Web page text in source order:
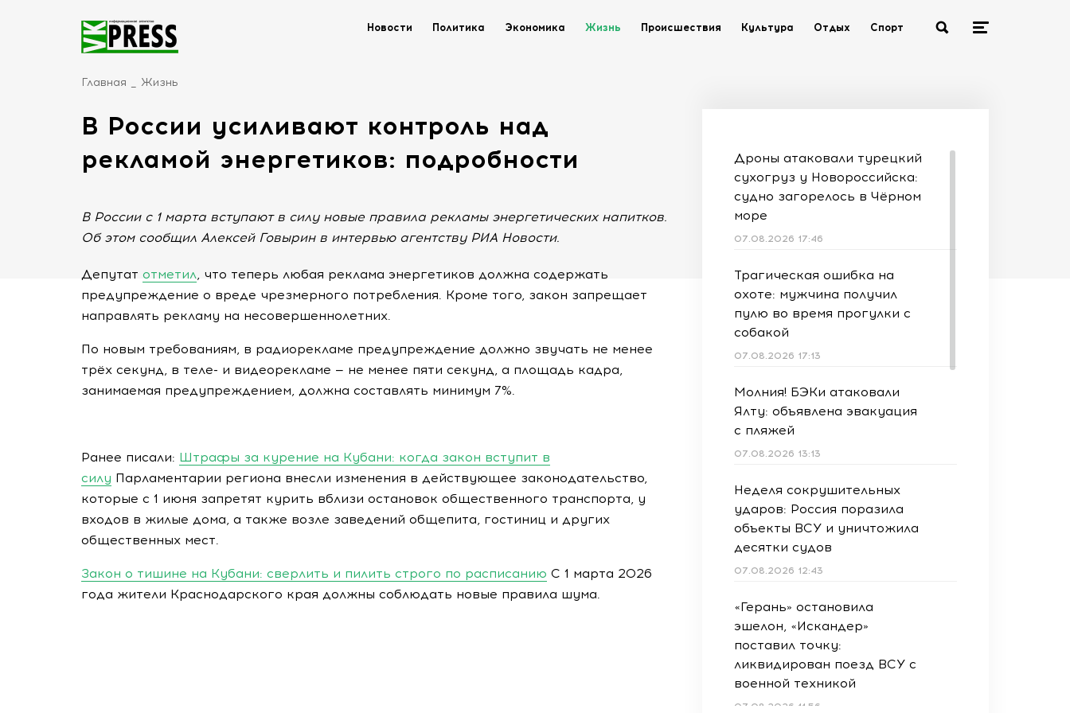
Новости Политика Экономика Жизнь Происшествия Культура Отдых Спорт
Главная Жизнь
В России усиливают контроль над
рекламой энергетиков: подробности
В России с 1 марта вступают в силу новые правила рекламы энергетических напитков.
Об этом сообщил Алексей Говырин в интервью агентству РИА Новости.
Депутат отметил, что теперь любая реклама энергетиков должна содержать
предупреждение о вреде чрезмерного потребления. Кроме того, закон запрещает
направлять рекламу на несовершеннолетних.
По новым требованиям, в радиорекламе предупреждение должно звучать не менее
трёх секунд, в теле- и видеорекламе — не менее пяти секунд, а площадь кадра,
занимаемая предупреждением, должна составлять минимум 7%.
Ранее писали: Штрафы за курение на Кубани: когда закон вступит в
силу Парламентарии региона внесли изменения в действующее законодательство,
которые с 1 июня запретят курить вблизи остановок общественного транспорта, у
входов в жилые дома, а также возле заведений общепита, гостиниц и других
общественных мест.
Закон о тишине на Кубани: сверлить и пилить строго по расписанию С 1 марта 2026
года жители Краснодарского края должны соблюдать новые правила шума.
Дроны атаковали турецкий
сухогруз у Новороссийска:
судно загорелось в Чёрном
море
07.08.2026 17:46
Трагическая ошибка на
охоте: мужчина получил
пулю во время прогулки с
собакой
07.08.2026 17:13
Молния! БЭКи атаковали
Ялту: объявлена эвакуация
с пляжей
07.08.2026 13:13
Неделя сокрушительных
ударов: Россия поразила
объекты ВСУ и уничтожила
десятки судов
07.08.2026 12:43
«Герань» остановила
эшелон, «Искандер»
поставил точку:
ликвидирован поезд ВСУ с
военной техникой
07.08.2026 11:56